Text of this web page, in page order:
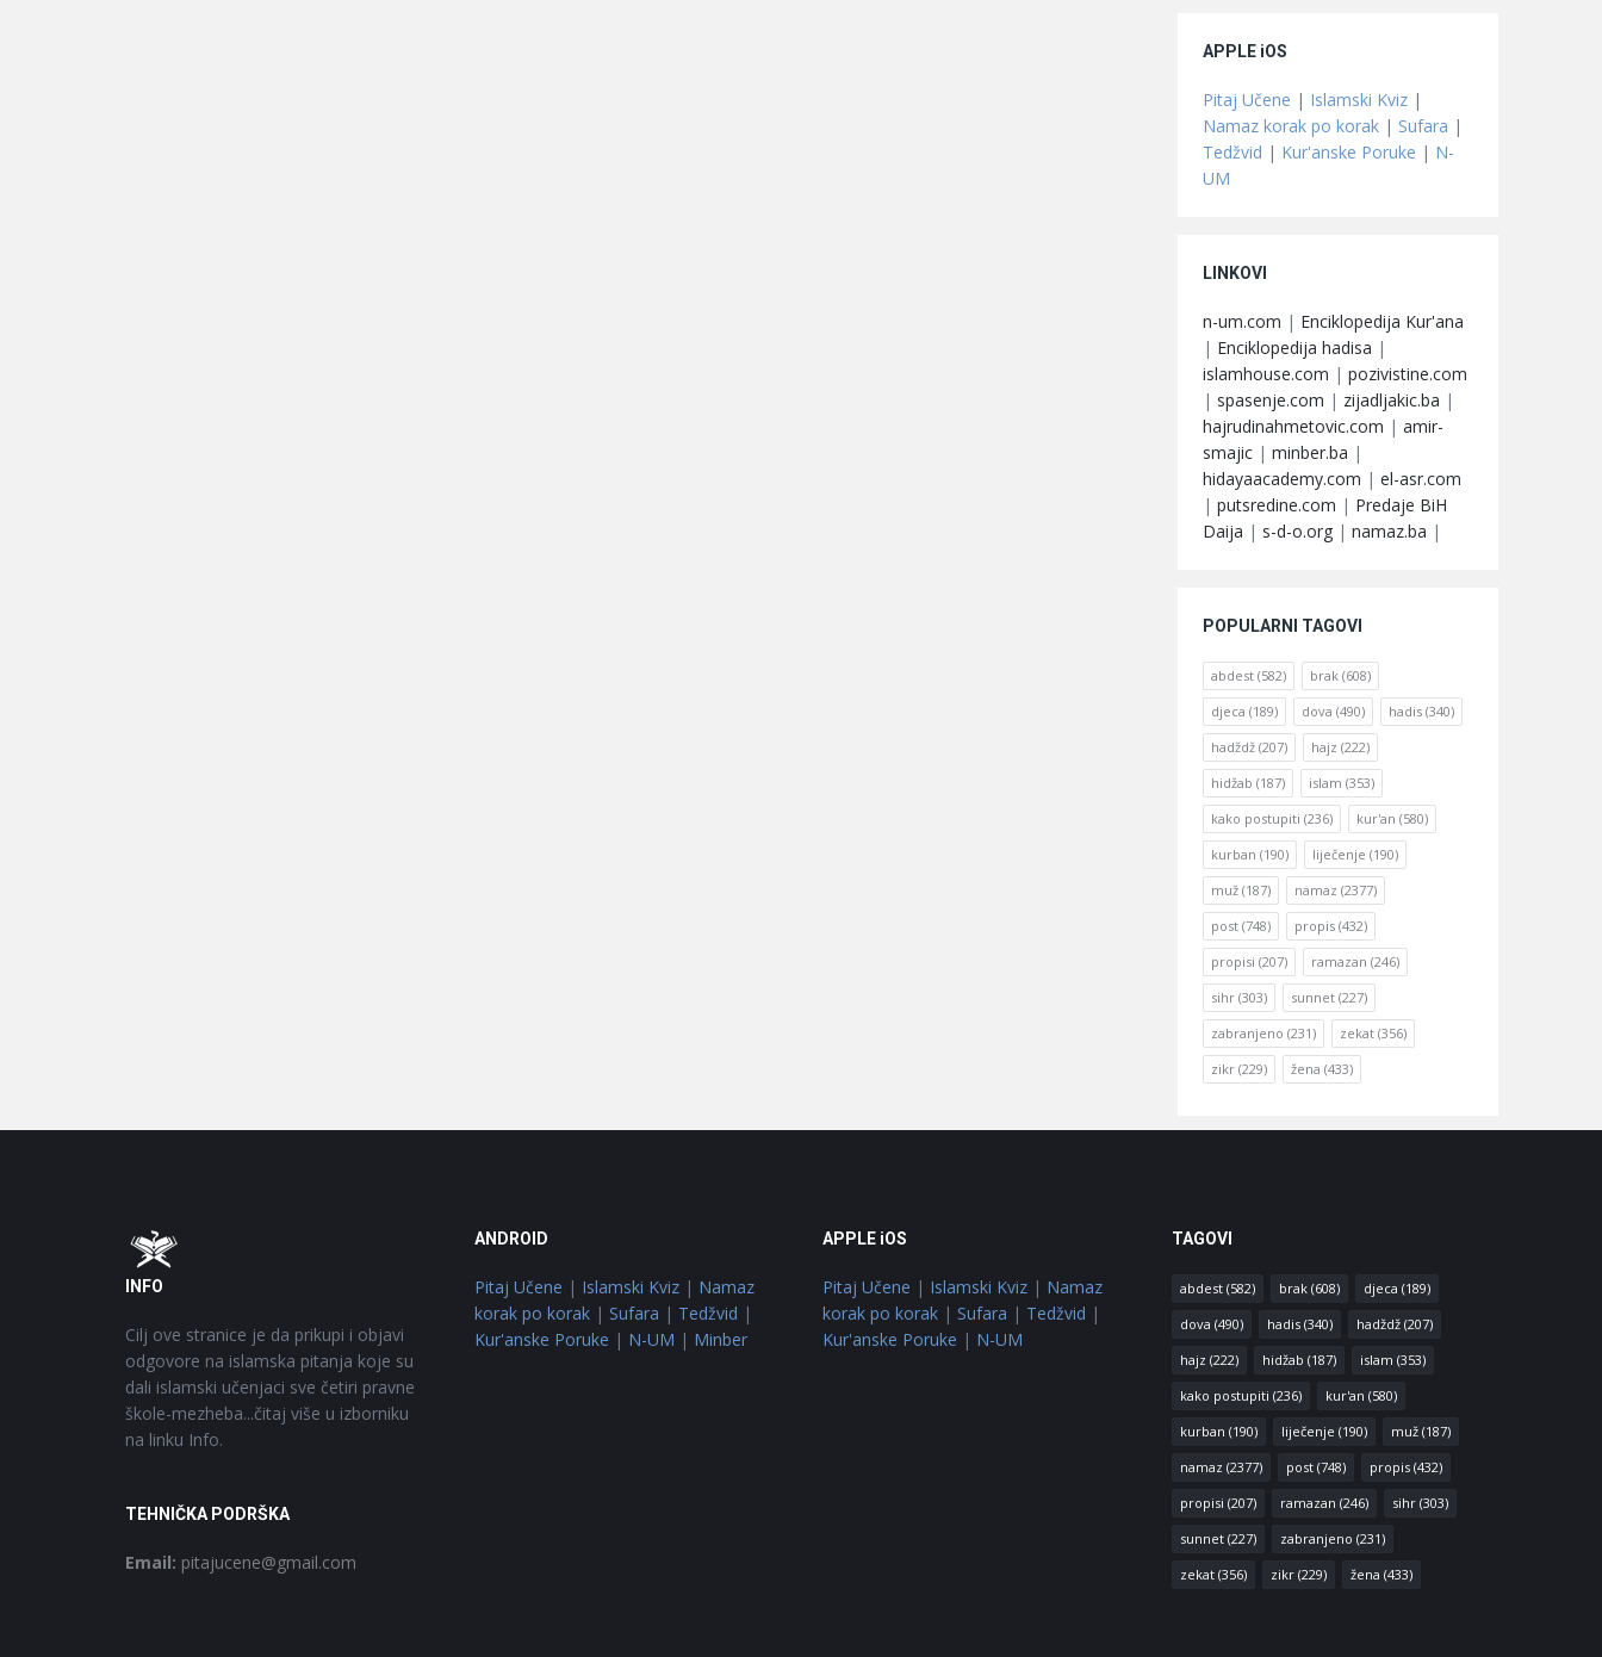
APPLE iOS
Pitaj Učene | Islamski Kviz |
Namaz korak po korak | Sufara |
Tedžvid | Kur'anske Poruke | N-
UM
LINKOVI
n-um.com | Enciklopedija Kur'ana
| Enciklopedija hadisa |
islamhouse.com | pozivistine.com
| spasenje.com | zijadljakic.ba |
hajrudinahmetovic.com | amir-
smajic | minber.ba |
hidayaacademy.com | el-asr.com
| putsredine.com | Predaje BiH
Daija | s-d-o.org | namaz.ba |
POPULARNI TAGOVI
abdest (582) brak (608)
djeca (189) dova (490) hadis (340)
hadždž (207) hajz (222)
hidžab (187) islam (353)
kako postupiti (236) kur'an (580)
kurban (190) liječenje (190)
muž (187) namaz (2377)
post (748) propis (432)
propisi (207) ramazan (246)
sihr (303) sunnet (227)
zabranjeno (231) zekat (356)
zikr (229) žena (433)
Footer
INFO
Cilj ove stranice je da prikupi i objavi
odgovore na islamska pitanja koje su
dali islamski učenjaci sve četiri pravne
škole-mezheba...čitaj više u izborniku
na linku Info.
TEHNIČKA PODRŠKA
Email: pitajucene@gmail.com
ANDROID
Pitaj Učene | Islamski Kviz| Namaz
korak po korak| Sufara | Tedžvid |
Kur'anske Poruke | N-UM | Minber
APPLE iOS
Pitaj Učene | Islamski Kviz | Namaz
korak po korak | Sufara | Tedžvid |
Kur'anske Poruke | N-UM
TAGOVI
abdest(582) brak(608) djeca (189)
dova (490) hadis(340) hadždž(207)
hajz (222) hidžab (187) islam (353)
kako postupiti (236) kur'an (580)
kurban (190) liječenje (190) muž(187)
namaz (2377) post(748) propis(432)
propisi (207) ramazan (246) sihr(303)
sunnet(227) zabranjeno (231)
zekat(356) zikr(229) žena (433)